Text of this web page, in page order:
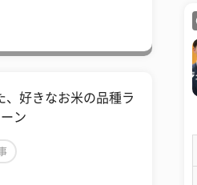
、好きなお米の品種ラ
ン